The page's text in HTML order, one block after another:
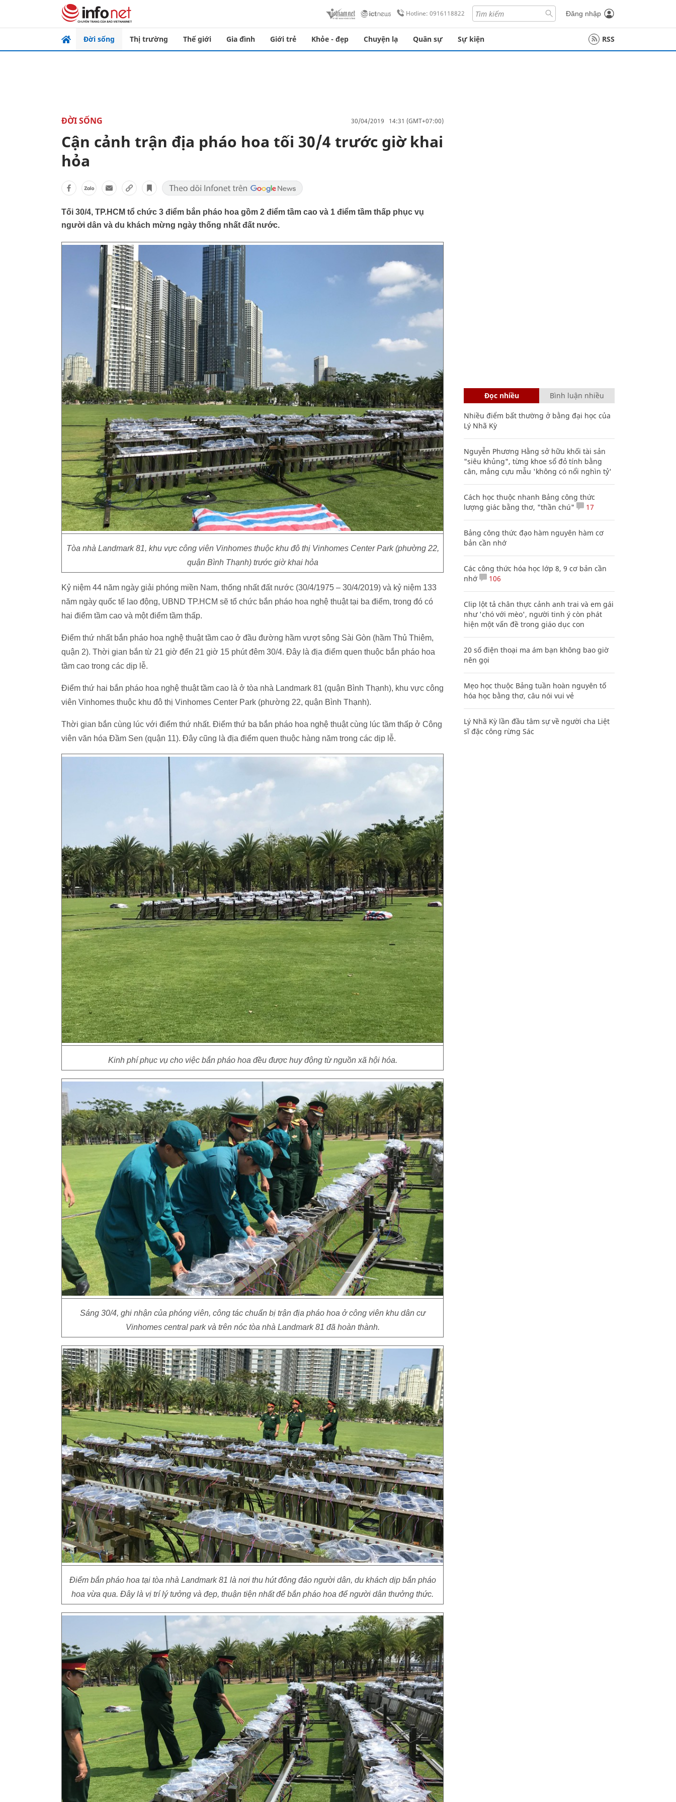
Hotline: 0916118822 Đăng nhập
Đời sống Thị trường Thế giới Gia đình Giới trẻ Khỏe - đẹp Chuyện lạ Quân sự Sự kiện RSS
ĐỜI SỐNG 30/04/2019 14:31 (GMT+07:00)
Cận cảnh trận địa pháo hoa tối 30/4 trước giờ khai
hỏa
Tối 30/4, TP.HCM tổ chức 3 điểm bắn pháo hoa gồm 2 điểm tầm cao và 1 điểm tầm thấp phục vụ
người dân và du khách mừng ngày thống nhất đất nước.
Tòa nhà Landmark 81, khu vực công viên Vinhomes thuộc khu đô thị Vinhomes Center Park (phường 22,
quận Bình Thạnh) trước giờ khai hỏa
Kỷ niệm 44 năm ngày giải phóng miền Nam, thống nhất đất nước (30/4/1975 – 30/4/2019) và kỷ niệm 133
năm ngày quốc tế lao động, UBND TP.HCM sẽ tổ chức bắn pháo hoa nghệ thuật tại ba điểm, trong đó có
hai điểm tầm cao và một điểm tầm thấp.
Điểm thứ nhất bắn pháo hoa nghệ thuật tầm cao ở đầu đường hầm vượt sông Sài Gòn (hầm Thủ Thiêm,
quận 2). Thời gian bắn từ 21 giờ đến 21 giờ 15 phút đêm 30/4. Đây là địa điểm quen thuộc bắn pháo hoa
tầm cao trong các dịp lễ.
Điểm thứ hai bắn pháo hoa nghệ thuật tầm cao là ở tòa nhà Landmark 81 (quận Bình Thạnh), khu vực công
viên Vinhomes thuộc khu đô thị Vinhomes Center Park (phường 22, quận Bình Thạnh).
Thời gian bắn cùng lúc với điểm thứ nhất. Điểm thứ ba bắn pháo hoa nghệ thuật cùng lúc tầm thấp ở Công
viên văn hóa Đầm Sen (quận 11). Đây cũng là địa điểm quen thuộc hàng năm trong các dịp lễ.
Kinh phí phục vụ cho việc bắn pháo hoa đều được huy động từ nguồn xã hội hóa.
Sáng 30/4, ghi nhận của phóng viên, công tác chuẩn bị trận địa pháo hoa ở công viên khu dân cư
Vinhomes central park và trên nóc tòa nhà Landmark 81 đã hoàn thành.
Điểm bắn pháo hoa tại tòa nhà Landmark 81 là nơi thu hút đông đảo người dân, du khách dịp bắn pháo
hoa vừa qua. Đây là vị trí lý tưởng và đẹp, thuận tiện nhất để bắn pháo hoa để người dân thưởng thức.
Đọc nhiều Bình luận nhiều
Nhiều điểm bất thường ở bằng đại học của
Lý Nhã Kỳ
Nguyễn Phương Hằng sở hữu khối tài sản
"siêu khủng", từng khoe sổ đỏ tính bằng
cân, mắng cựu mẫu 'không có nổi nghìn tỷ'
Cách học thuộc nhanh Bảng công thức
lượng giác bằng thơ, "thần chú"
17
Bảng công thức đạo hàm nguyên hàm cơ
bản cần nhớ
Các công thức hóa học lớp 8, 9 cơ bản cần
nhớ
106
Clip lột tả chân thực cảnh anh trai và em gái
như 'chó với mèo', người tinh ý còn phát
hiện một vấn đề trong giáo dục con
20 số điện thoại ma ám bạn không bao giờ
nên gọi
Mẹo học thuộc Bảng tuần hoàn nguyên tố
hóa học bằng thơ, câu nói vui vẻ
Lý Nhã Kỳ lần đầu tâm sự về người cha Liệt
sĩ đặc công rừng Sác